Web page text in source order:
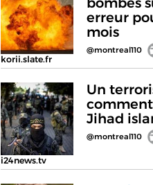
korii.slate.fr
erreur
mois
@montreal110
i24news.tv
Un
Jihad
@montreal110